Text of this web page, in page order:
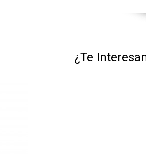
¿Te